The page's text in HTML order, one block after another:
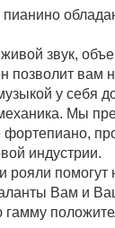
звук,
позволит вам
у себя
Мы
фортепиано,
индустрии.
помогут
Вам и
гамму